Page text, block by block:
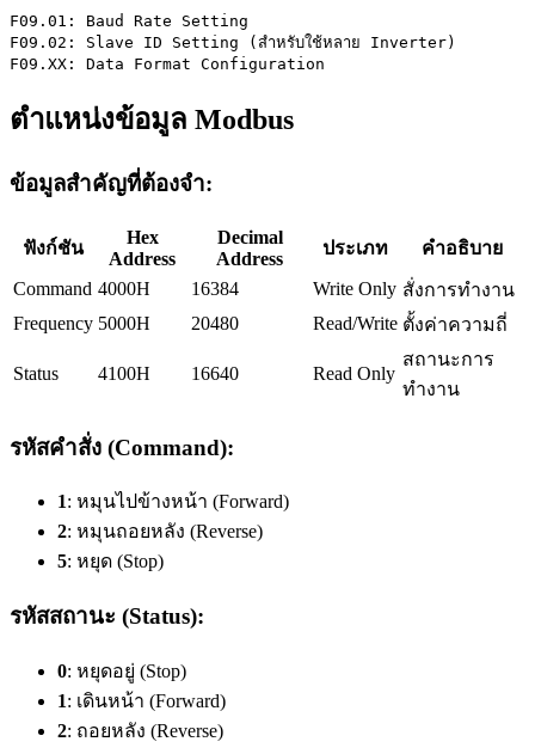
F09.01: Baud Rate Setting
F09.02: Slave ID Setting (สำหรับใช้หลาย Inverter)
F09.XX: Data Format Configuration
ตำแหน่งข้อมูล Modbus
ข้อมูลสำคัญที่ต้องจำ:
ฟังก์ชัน
Hex
Address
Decimal
Address
ประเภท
คำอธิบาย
Command 4000H 16384 Write Only สั่งการทำงาน
Frequency 5000H 20480 Read/Write ตั้งค่าความถี่
Status 4100H 16640 Read Only
สถานะการ
ทำงาน
รหัสคำสั่ง (Command):
1: หมุนไปข้างหน้า (Forward)
2: หมุนถอยหลัง (Reverse)
5: หยุด (Stop)
รหัสสถานะ (Status):
0: หยุดอยู่ (Stop)
1: เดินหน้า (Forward)
2: ถอยหลัง (Reverse)